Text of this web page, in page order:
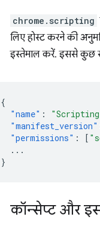
chrome.scripting
लिए होस्ट करने की
इस्तेमाल करें. इससे कुछ
{
"name" :
"manifest_version"
"permissions" : [
...
}
कॉन्सेप्ट और